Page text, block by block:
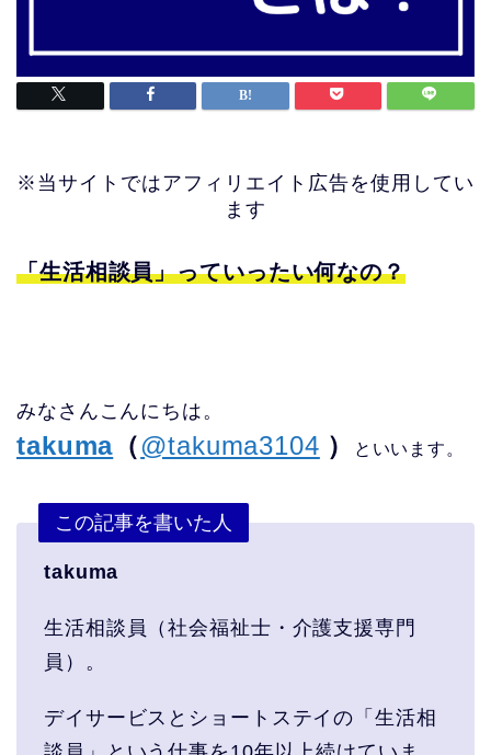
※当サイトではアフィリエイト広告を使用してい
ます
「生活相談員」っていったい何なの？
みなさんこんにちは。
takuma （@takuma3104 ） といいます。
この記事を書いた人
takuma
生活相談員（社会福祉士・介護支援専門
員）。
デイサービスとショートステイの「生活相